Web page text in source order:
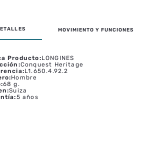
MOVIMIENTO Y FUNCIONES
Producto:LONGINES
:Conquest Heritage
:L1.650.4.92.2
:Hombre
:68 g.
:Suiza
:5 años